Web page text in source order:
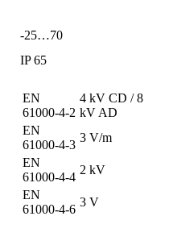
-25…70
IP 65
EN
61000-4-2
4 kV CD / 8
kV AD
EN
61000-4-3
3 V/m
EN
61000-4-4
2 kV
EN
61000-4-6
3 V